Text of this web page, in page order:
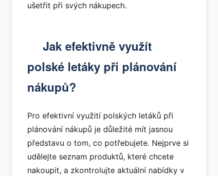
ušetřit při svých nákupech.
Jak efektivně využít
polské letáky při plánování
nákupů?
Pro efektivní využití polských letáků při
plánování nákupů je důležité mít jasnou
představu o tom, co potřebujete. Nejprve si
udělejte seznam produktů, které chcete
nakoupit, a zkontrolujte aktuální nabídky v